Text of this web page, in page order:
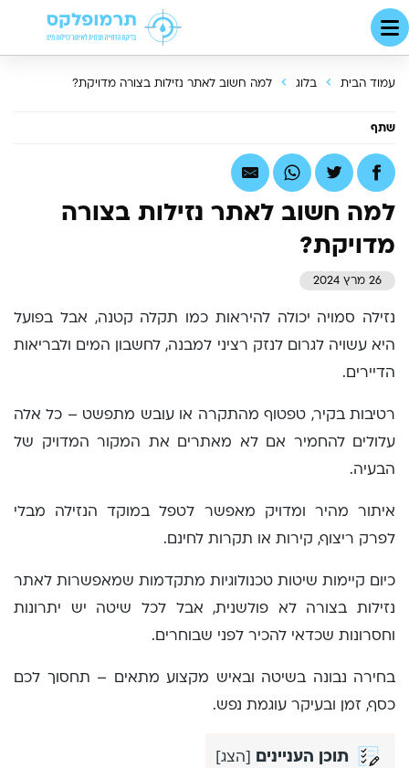
עמוד הבית בלוג למה חשוב לאתר נזילות בצורה מדויקת?
שתף
למה חשוב לאתר נזילות בצורה
מדויקת?
26 מרץ 2024
נזילה סמויה יכולה להיראות כמו תקלה קטנה, אבל בפועל
היא עשויה לגרום לנזק רציני למבנה, לחשבון המים ולבריאות
הדיירים.
רטיבות בקיר, טפטוף מהתקרה או עובש מתפשט – כל אלה
עלולים להחמיר אם לא מאתרים את המקור המדויק של
הבעיה.
איתור מהיר ומדויק מאפשר לטפל במוקד הנזילה מבלי
לפרק ריצוף, קירות או תקרות לחינם.
כיום קיימות שיטות טכנולוגיות מתקדמות שמאפשרות לאתר
נזילות בצורה לא פולשנית, אבל לכל שיטה יש יתרונות
וחסרונות שכדאי להכיר לפני שבוחרים.
בחירה נבונה בשיטה ובאיש מקצוע מתאים – תחסוך לכם
כסף, זמן ובעיקר עוגמת נפש.
תוכן העניינים [הצג]